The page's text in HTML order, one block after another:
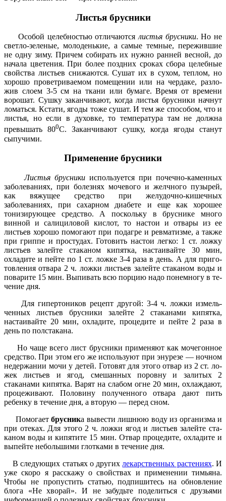
Листья брусники
Особой целебностью отлича­ютсялистья брусники. Но не
светло-зеленые, молоденькие, а самые темные, пережившие
не одну зиму. Причем собирать их нужно ранней весной, до
на­чала цветения. При более позд­них сроках сбора целебные
свойства листьев снижаются. Сушат их в сухом, теплом, но
хо­рошо проветриваемом поме­щении или на чердаке, разло­
жив слоем 3-5 см на ткани или бумаге. Время от времени
воро­шат. Сушку заканчивают, когда листья брусники начнут
ломаться. Кстати, ягоды тоже сушат. И тем же спо­собом, что и
листья, но если в духовке, то температура там не должна
превышать 800C. Закан­чивают сушку, когда ягоды ста­нут
сыпучими.
Применение брусники
Листья брусники использует­ся при почечно-каменных
забо­леваниях, при болезнях моче­вого и желчного пузырей,
как вяжущее средство при желудочно-кишечных
заболеваниях, при сахарном диабете и еще как хорошее
тонизирующее сред­ство. А поскольку в бруснике много
винной и салициловой кислот, то настои и отвары из ее
листьев хорошо помогают при подагре и ревматизме, а также
при гриппе и простудах. Гото­вить настои легко: 1 ст. ложку
листьев залейте стаканом ки­пятка, настаивайте 30 мин,
охладите и пейте по 1 ст. ложке 3-4 раза в день. А для приго­
товления отвара 2 ч. ложки ли­стьев залейте стаканом воды и
поварите 15 мин. Выпивать всю порцию надо понемногу в те­
чение дня.
Для гипертоников рецепт другой: 3-4 ч. ложки измель­
ченных листьев брусники залейте 2 ста­канами кипятка,
настаивайте 20 мин, охладите, процедите и пейте 2 раза в
день по полста­кана.
Но чаще всего лист брусники применяют как мочегонное
средство. При этом его же ис­пользуют при энурезе — ночном
недержании мочи у детей. Гото­вят для этого отвар из 2 ст. ло­
жек листьев и ягод, смешанных поровну и залитых 2
стаканами кипятка. Варят на слабом огне 20 мин, охлаждают,
процежи­вают. Половину полученного отвара дают пить
ребенку в те­чение дня, а вторую — перед сном.
Помогает брусника вывести лишнюю воду из организма и
при отеках. Для этого 2 ч. лож­ки ягод и листьев залейте ста­
каном воды и кипятите 15 мин. Отвар процедите, охладите и
выпейте небольшими глотками в течение дня.
В следующих статьях о другихлекарственных растениях. И
уже скоро я расскажу о свойствах и применении тимьяна.
Чтобы не пропустить статью, подпишитесь на обновление
блога «Не хворай». И не забудьте поделиться с друзьями